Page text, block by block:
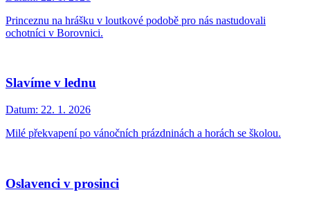
Princeznu na hrášku v loutkové podobě pro nás nastudovali
ochotníci v Borovnici.
Slavíme v lednu
Datum: 22. 1. 2026
Milé překvapení po vánočních prázdninách a horách se školou.
Oslavenci v prosinci